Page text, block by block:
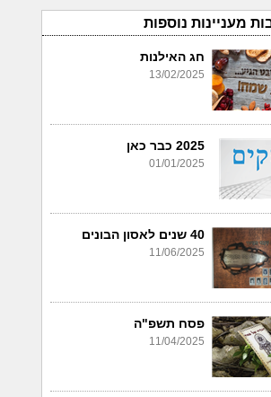
מעניינות נוספות
חג האילנות
13/02/2025
2025 כבר כאן
01/01/2025
40 שנים לאסון הבונים
11/06/2025
פסח תשפ"ה
11/04/2025